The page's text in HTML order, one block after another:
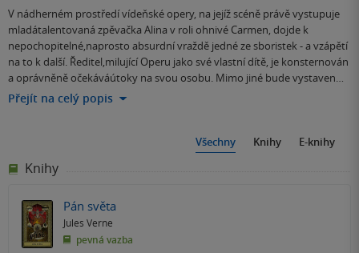
V nádherném prostředí vídeňské opery, na jejíž scéně právě vystupuje
mladátalentovaná zpěvačka Alina v roli ohnivé Carmen, dojde k
nepochopitelné,naprosto absurdní vraždě jedné ze sboristek - a vzápětí
na to k další. Ředitel,milující Operu jako své vlastní dítě, je konsternován
a oprávněně očekáváútoky na svou osobu. Mimo jiné bude vystaven…
Přejít na celý popis
Všechny Knihy E-knihy
Knihy
Pán světa
Jules Verne
pevná vazba